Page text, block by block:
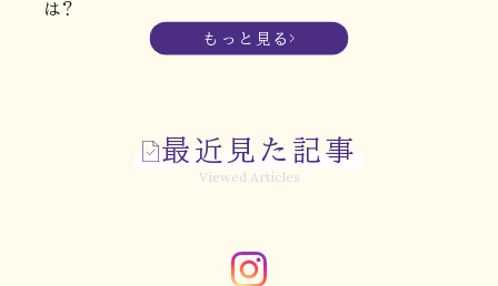
は？
もっと見る
最近見た記事
Viewed Articles